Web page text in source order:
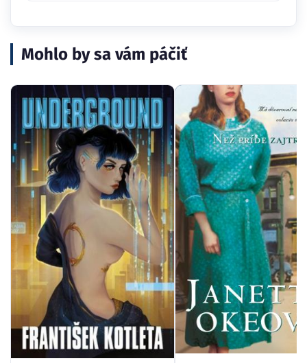
Mohlo by sa vám páčiť